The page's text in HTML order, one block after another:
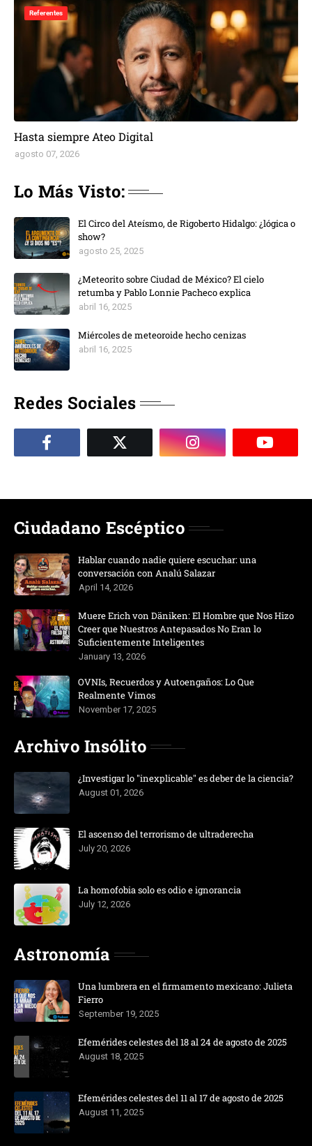
Referentes
Hasta siempre Ateo Digital
agosto 07, 2026
Lo Más Visto:
El Circo del Ateísmo, de Rigoberto Hidalgo: ¿lógica o
show?
agosto 25, 2025
¿Meteorito sobre Ciudad de México? El cielo
retumba y Pablo Lonnie Pacheco explica
abril 16, 2025
Miércoles de meteoroide hecho cenizas
abril 16, 2025
Redes Sociales
Ciudadano Escéptico
Hablar cuando nadie quiere escuchar: una
conversación con Analú Salazar
April 14, 2026
Muere Erich von Däniken: El Hombre que Nos Hizo
Creer que Nuestros Antepasados No Eran lo
Suficientemente Inteligentes
January 13, 2026
OVNIs, Recuerdos y Autoengaños: Lo Que
Realmente Vimos
November 17, 2025
Archivo Insólito
¿Investigar lo "inexplicable" es deber de la ciencia?
August 01, 2026
El ascenso del terrorismo de ultraderecha
July 20, 2026
La homofobia solo es odio e ignorancia
July 12, 2026
Astronomía
Una lumbrera en el firmamento mexicano: Julieta
Fierro
September 19, 2025
Efemérides celestes del 18 al 24 de agosto de 2025
August 18, 2025
Efemérides celestes del 11 al 17 de agosto de 2025
August 11, 2025